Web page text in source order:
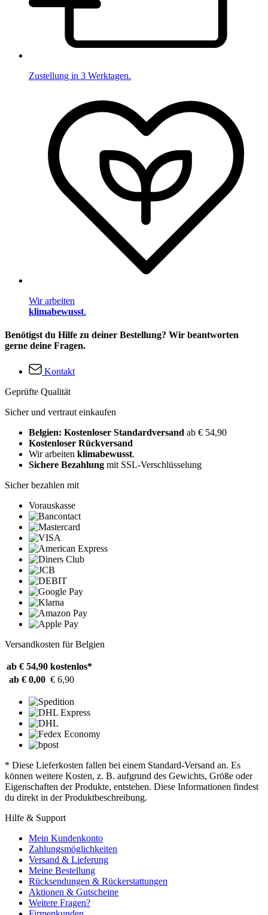
Zustellung in 3 Werktagen.
Wir arbeiten
klimabewusst.
Benötigst du Hilfe zu deiner Bestellung? Wir beantworten
gerne deine Fragen.
Kontakt
Geprüfte Qualität
Sicher und vertraut einkaufen
Belgien: Kostenloser Standardversand ab € 54,90
Kostenloser Rückversand
Wir arbeiten klimabewusst.
Sichere Bezahlung mit SSL-Verschlüsselung
Sicher bezahlen mit
Vorauskasse
Versandkosten für Belgien
ab € 54,90 kostenlos*
ab € 0,00 € 6,90
* Diese Lieferkosten fallen bei einem Standard-Versand an. Es
können weitere Kosten, z. B. aufgrund des Gewichts, Größe oder
Eigenschaften der Produkte, entstehen. Diese Informationen findest
du direkt in der Produktbeschreibung.
Hilfe & Support
Mein Kundenkonto
Zahlungsmöglichkeiten
Versand & Lieferung
Meine Bestellung
Rücksendungen & Rückerstattungen
Aktionen & Gutscheine
Weitere Fragen?